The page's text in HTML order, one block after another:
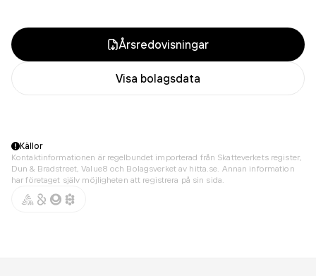
Årsredovisningar
Visa bolagsdata
Källor
Kontaktinformationen är regelbundet importerad från Skatteverkets register,
Dun & Bradstreet, Value8 och Bolagsverket av hitta.se. Annan information
har företaget själv möjligheten att registrera på sin sida.